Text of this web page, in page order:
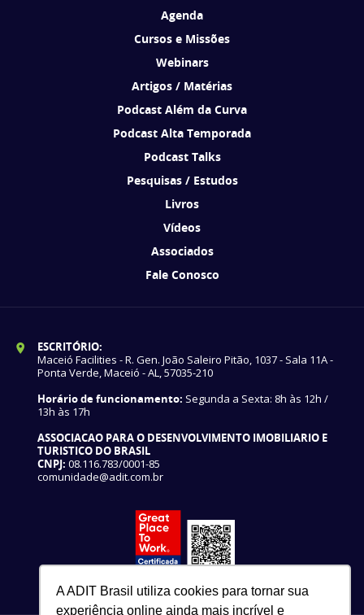
A ADIT Brasil utiliza cookies para tornar sua
experiência online ainda mais incrível e
Agenda
Cursos e Missões
Webinars
Artigos / Matérias
Podcast Além da Curva
Podcast Alta Temporada
Podcast Talks
Pesquisas / Estudos
Livros
Vídeos
Associados
Fale Conosco
ESCRITÓRIO:
Maceió Facilities - R. Gen. João Saleiro Pitão, 1037 - Sala 11A -
Ponta Verde, Maceió - AL, 57035-210
Horário de funcionamento: Segunda a Sexta: 8h às 12h /
13h às 17h
ASSOCIACAO PARA O DESENVOLVIMENTO IMOBILIARIO E
TURISTICO DO BRASIL
CNPJ: 08.116.783/0001-85
comunidade@adit.com.br